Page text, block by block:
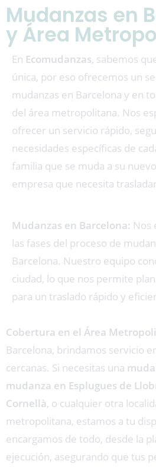
Mudanzas en
y Área
En Ecomudanzas, sabemos
única, por eso ofrecemos un
mudanzas en Barcelona y en
del área metropolitana. Nos
ofrecer un servicio rápido,
necesidades específicas de
familia que se muda a su
empresa que necesita
Mudanzas en Barcelona: Nos
las fases del proceso de
Barcelona. Nuestro equipo
ciudad, lo que nos permite
para un traslado rápido y
Cobertura en el Área
Barcelona, brindamos servicio
cercanas. Si necesitas una
mudanza en Esplugues de
Cornellà, o cualquier otra
metropolitana, estamos a tu
encargamos de todo, desde la
ejecución, asegurando que tus